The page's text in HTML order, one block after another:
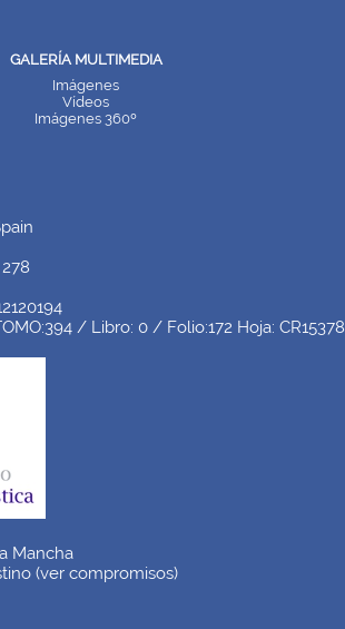
GALERÍA MULTIMEDIA
Imágenes
Vídeos
Imágenes 360º
/ Libro: 0 / Folio:172 Hoja: CR15378
Mancha
(ver compromisos)